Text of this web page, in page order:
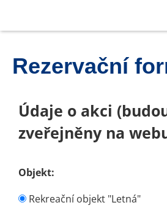
Rezervační
Údaje o akci
zveřejněny na
Objekt:
Rekreační objekt "Letná"